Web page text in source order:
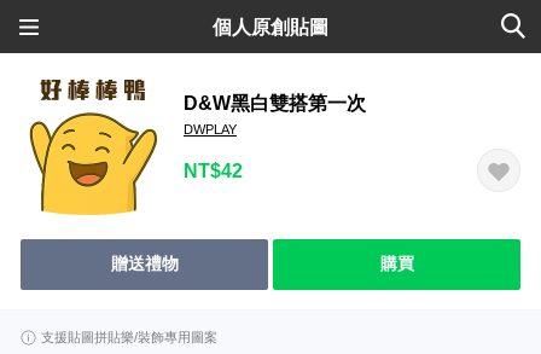
個人原創貼圖
D&W黑白雙搭第一次
DWPLAY
NT$42
贈送禮物 購買
支援貼圖拼貼樂/裝飾專用圖案